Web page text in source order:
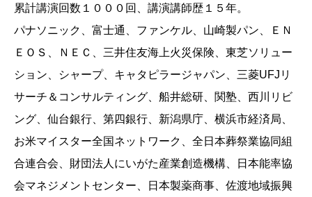
累計講演回数１０００回、講演講師歴１５年。
パナソニック、富士通、ファンケル、山崎製パン、ＥＮ
ＥＯＳ、ＮＥＣ、三井住友海上火災保険、東芝ソリュー
ション、シャープ、キャタピラージャパン、三菱UFJリ
サーチ＆コンサルティング、船井総研、関塾、西川リビ
ング、仙台銀行、第四銀行、新潟県庁、横浜市経済局、
お米マイスター全国ネットワーク、全日本葬祭業協同組
合連合会、財団法人にいがた産業創造機構、日本能率協
会マネジメントセンター、日本製薬商事、佐渡地域振興